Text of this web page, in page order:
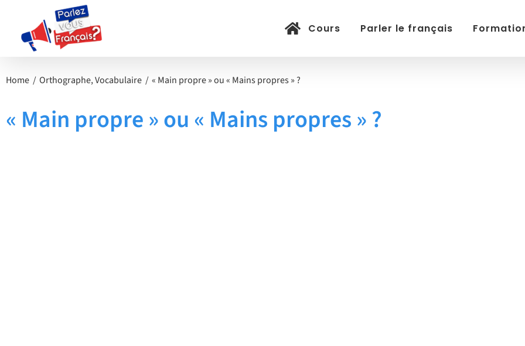
contenu
Cours Parler le français
Home Orthographe Vocabulaire « Main propre » ou « Mains propres » ?
« Main propre » ou « Mains propres » ?